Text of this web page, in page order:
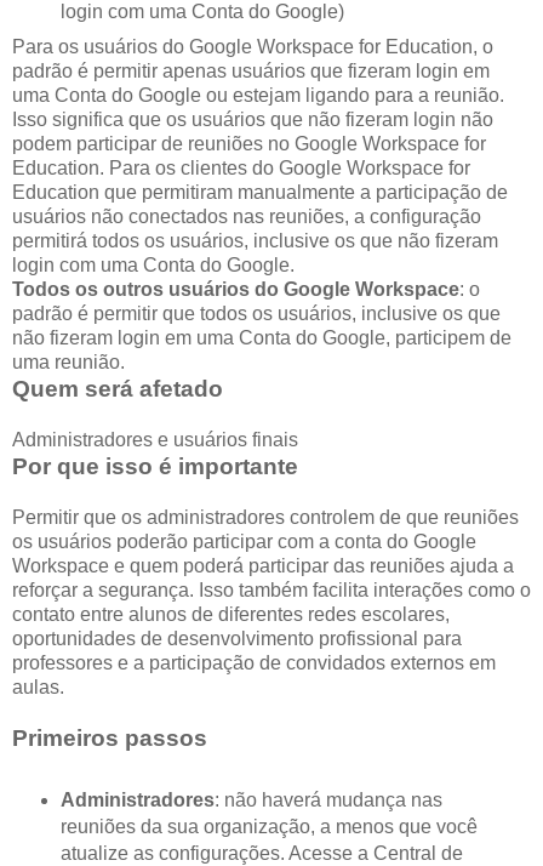
login com uma Conta do Google)
Para os usuários do Google Workspace for Education, o
padrão é permitir apenas usuários que fizeram login em
uma Conta do Google ou estejam ligando para a reunião.
Isso significa que os usuários que não fizeram login não
podem participar de reuniões no Google Workspace for
Education. Para os clientes do Google Workspace for
Education que permitiram manualmente a participação de
usuários não conectados nas reuniões, a configuração
permitirá todos os usuários, inclusive os que não fizeram
login com uma Conta do Google.
Todos os outros usuários do Google Workspace: o
padrão é permitir que todos os usuários, inclusive os que
não fizeram login em uma Conta do Google, participem de
uma reunião.
Quem será afetado
Administradores e usuários finais
Por que isso é importante
Permitir que os administradores controlem de que reuniões
os usuários poderão participar com a conta do Google
Workspace e quem poderá participar das reuniões ajuda a
reforçar a segurança. Isso também facilita interações como o
contato entre alunos de diferentes redes escolares,
oportunidades de desenvolvimento profissional para
professores e a participação de convidados externos em
aulas.
Primeiros passos
Administradores: não haverá mudança nas
reuniões da sua organização, a menos que você
atualize as configurações. Acesse a Central de